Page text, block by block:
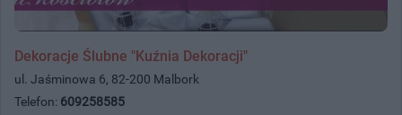
Dekoracje Ślubne "Kuźnia Dekoracji"
ul. Jaśminowa 6, 82-200 Malbork
Telefon: 609258585